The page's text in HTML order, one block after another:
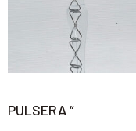
PULSERA “